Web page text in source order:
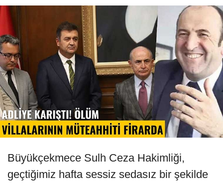
Büyükçekmece Sulh Ceza Hakimliği,
geçtiğimiz hafta sessiz sedasız bir şekilde